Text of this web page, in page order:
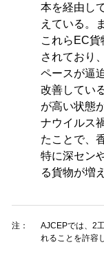
本を経由し
えている。
これらEC貨
されており
ペースが逼
改善してい
が高い状態
ナウイルス
たことで、
特に深セン
る貨物が増
注：
AJCEPでは、2
れることを許容